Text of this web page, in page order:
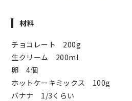
材料
チョコレート 200g
生クリーム 200ml
卵 4個
ホットケーキミックス 100g
バナナ 1/3くらい